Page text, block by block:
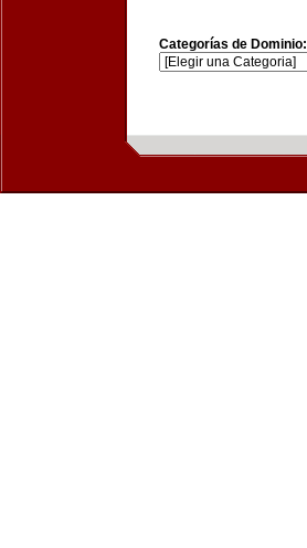
Categorías de Dominio: